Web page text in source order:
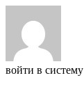
войти в систему